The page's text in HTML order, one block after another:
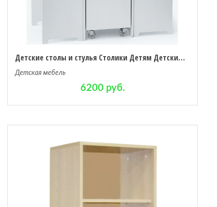
Детские столы и стулья Столики Детям Детский столик, 2 стула, ящик для игрушек
Детская мебель
6200 руб.